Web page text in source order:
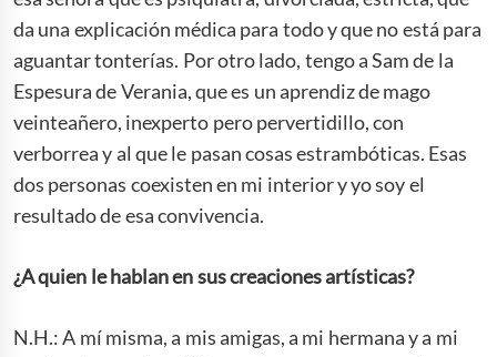
da una explicación médica para todo y que no está para
aguantar tonterías. Por otro lado, tengo a Sam de la
Espesura de Verania, que es un aprendiz de mago
veinteañero, inexperto pero pervertidillo, con
verborrea y al que le pasan cosas estrambóticas. Esas
dos personas coexisten en mi interior y yo soy el
resultado de esa convivencia.
¿A quien le hablan en sus creaciones artísticas?
N.H.: A mí misma, a mis amigas, a mi hermana y a mi